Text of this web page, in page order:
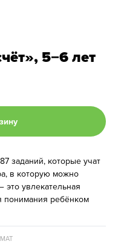
5−6 лет
заданий, которые учат
в которую можно
это увлекательная
понимания ребёнком